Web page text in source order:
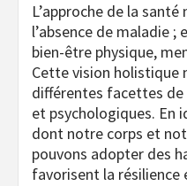
L’approche de la
l’absence de maladie
bien-être physique,
Cette vision holistique
différentes facettes de
et psychologiques. En
dont notre corps et
pouvons adopter des
favorisent la résilience